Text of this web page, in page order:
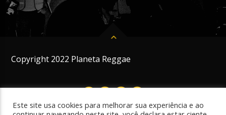
Copyright 2022 Planeta Reggae
Este site usa cookies para melhorar sua experiência e ao